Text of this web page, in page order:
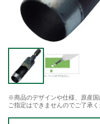
※商品のデザインや仕様、原産国
ご指定はできませんのでご了承く